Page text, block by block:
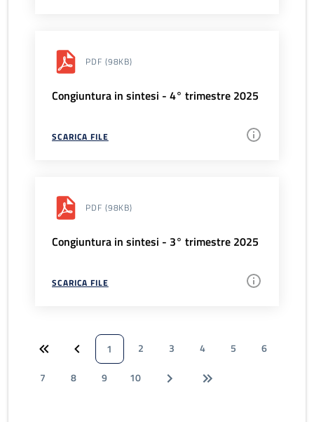
PDF (98KB)
Congiuntura in sintesi - 4° trimestre 2025
SCARICA FILE
PDF (98KB)
Congiuntura in sintesi - 3° trimestre 2025
SCARICA FILE
1 2 3 4 5
6
7
8 9 10